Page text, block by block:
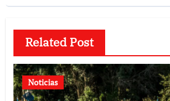
Related Post
Noticias